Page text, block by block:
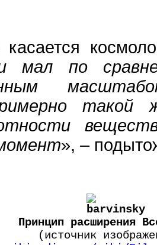
мал по
такой
», –
Принцип расширения
(источник